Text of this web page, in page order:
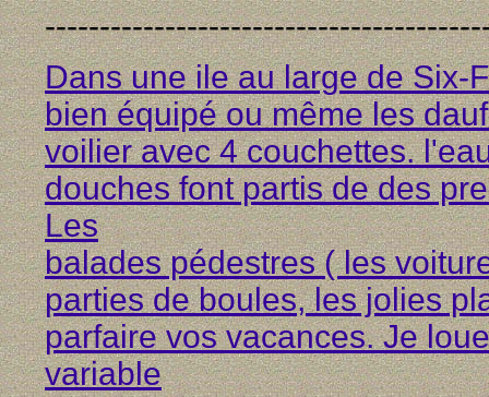
Dans une ile au large de Six-
bien équipé ou même les
voilier avec 4 couchettes.
douches font partis de des
Les
balades pédestres ( les
parties de boules, les jolies
parfaire vos vacances. Je
variable